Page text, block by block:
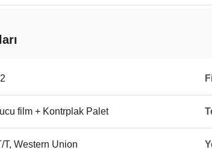
film + Kontrplak Palet
T, Western Union